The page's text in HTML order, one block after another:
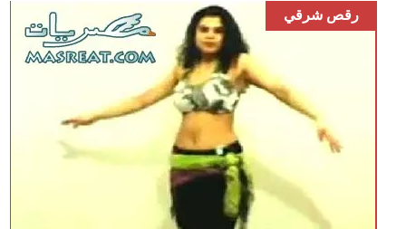
رقص شرقي